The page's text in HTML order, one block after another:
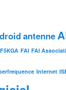
antenne
F5KGA FAI FAI
Internet